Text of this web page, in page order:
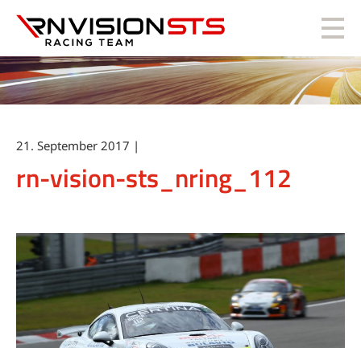
RN Vision STS
21. September 2017 |
rn-vision-sts_nring_112